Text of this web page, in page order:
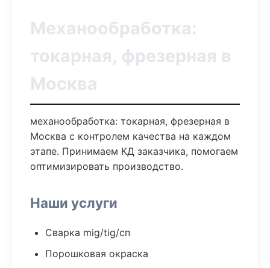
Механообработка:
токарная, фрезерная в
Москва
механообработка: токарная, фрезерная в
Москва с контролем качества на каждом
этапе. Принимаем КД заказчика, помогаем
оптимизировать производство.
Наши услуги
Сварка mig/tig/сп
Порошковая окраска